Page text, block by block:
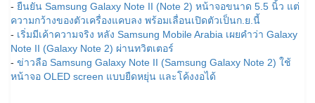
- ยืนยัน Samsung Galaxy Note II (Note 2) หน้าจอขนาด 5.5 นิ้ว แต่
ความกว้างของตัวเครื่องแคบลง พร้อมเลื่อนเปิดตัวเป็นก.ย.นี้
- เริ่มมีเค้าความจริง หลัง Samsung Mobile Arabia เผยคำว่า Galaxy
Note II (Galaxy Note 2) ผ่านทวิตเตอร์
- ข่าวลือ Samsung Galaxy Note II (Samsung Galaxy Note 2) ใช้
หน้าจอ OLED screen แบบยืดหยุ่น และโค้งงอได้